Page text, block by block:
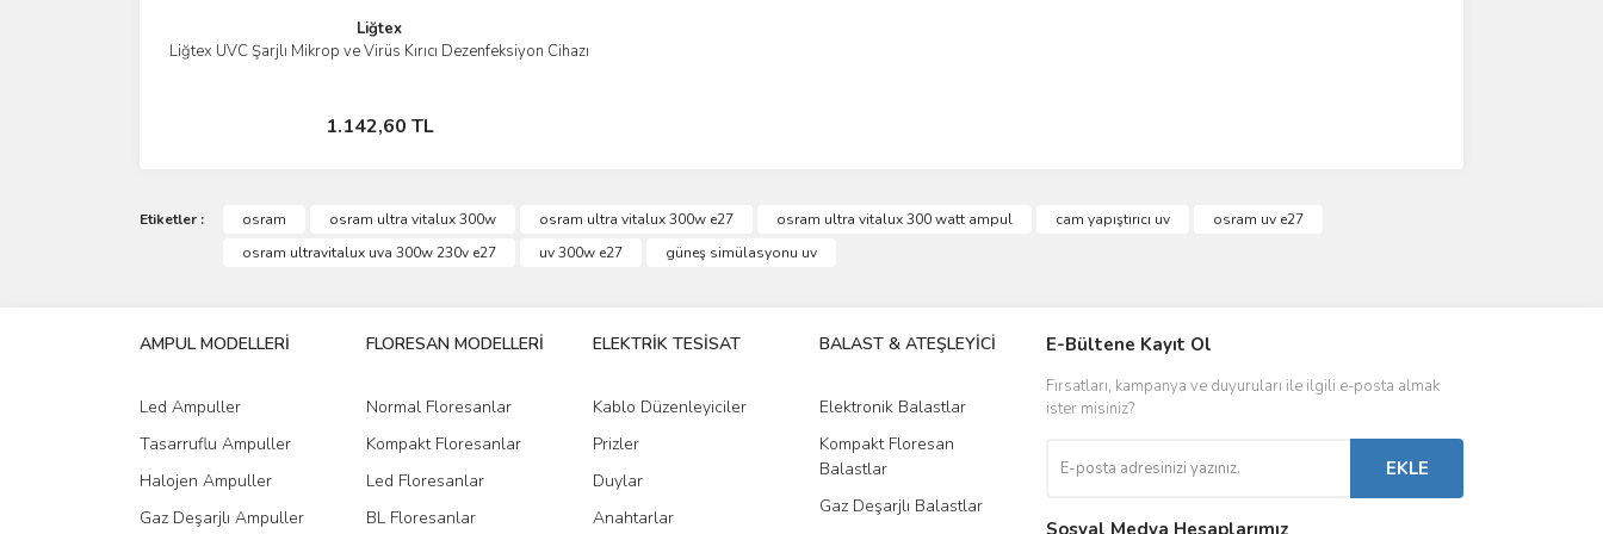
Liğtex
Liğtex UVC Şarjlı Mikrop ve Virüs Kırıcı Dezenfeksiyon Cihazı
1.142,60 TL
İncele
Stokta Yok
Etiketler : osram osram ultra vitalux 300w osram ultra vitalux 300w e27 osram ultra vitalux 300 watt ampul cam yapıştırıcı uv
osram uv e27
osram ultravitalux uva 300w 230v e27
uv 300w e27 güneş simülasyonu uv
AMPUL MODELLERİ
Led Ampuller
Tasarruflu Ampuller
Halojen Ampuller
Gaz Deşarjlı Ampuller
FLORESAN MODELLERİ
Normal Floresanlar
Kompakt Floresanlar
Led Floresanlar
BL Floresanlar
ELEKTRİK TESİSAT
Kablo Düzenleyiciler
Prizler
Duylar
Anahtarlar
BALAST & ATEŞLEYİCİ
Elektronik Balastlar
Kompakt Floresan
Balastlar
Gaz Deşarjlı Balastlar
DRIVER & TRAFO
Led Driverlar
Kontaktörler
Sigorta & Otomatlar
E-Bültene Kayıt Ol
Fırsatları, kampanya ve duyuruları ile ilgili e-posta almak
ister misiniz?
EKLE
Sosyal Medya Hesaplarımız